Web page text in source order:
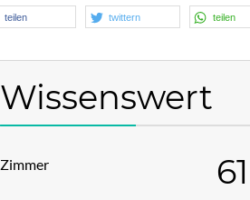
teilen twittern teilen
Wissenswert
Zimmer 61